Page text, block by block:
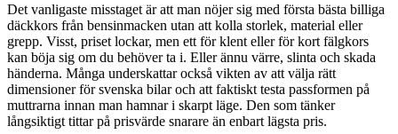
Det vanligaste misstaget är att man nöjer sig med första bästa billiga
däckkors från bensinmacken utan att kolla storlek, material eller
grepp. Visst, priset lockar, men ett för klent eller för kort fälgkors
kan böja sig om du behöver ta i. Eller ännu värre, slinta och skada
händerna. Många underskattar också vikten av att välja rätt
dimensioner för svenska bilar och att faktiskt testa passformen på
muttrarna innan man hamnar i skarpt läge. Den som tänker
långsiktigt tittar på prisvärde snarare än enbart lägsta pris.